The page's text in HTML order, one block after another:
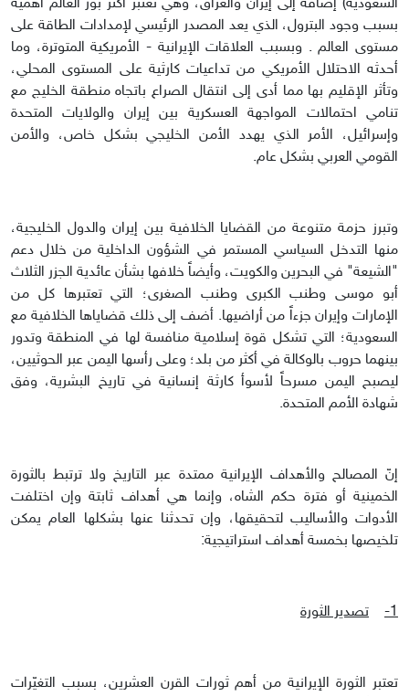
السعودية) إضافة إلى إيران والعراق، وهي تعتبر أكثر بؤر العالم أهمية
بسبب وجود البترول، الذي يعد المصدر الرئيسي لإمدادات الطاقة على
مستوى العالم . وبسبب العلاقات الإيرانية - الأمريكية المتوترة، وما
أحدثه الاحتلال الأمريكي من تداعيات كارثية على المستوى المحلي،
وتأثر الإقليم بها مما أدى إلى انتقال الصراع باتجاه منطقة الخليج مع
تنامي احتمالات المواجهة العسكرية بين إيران والولايات المتحدة
وإسرائيل، الأمر الذي يهدد الأمن الخليجي بشكل خاص، والأمن
القومي العربي بشكل عام.
وتبرز حزمة متنوعة من القضايا الخلافية بين إيران والدول الخليجية،
منها التدخل السياسي المستمر في الشؤون الداخلية من خلال دعم
"الشيعة" في البحرين والكويت، وأيضاً خلافها بشأن عائدية الجزر الثلاث
أبو موسى وطنب الكبرى وطنب الصغرى؛ التي تعتبرها كل من
الإمارات وإيران جزءاً من أراضيها. أضف إلى ذلك قضاياها الخلافية مع
السعودية؛ التي تشكل قوة إسلامية منافسة لها في المنطقة وتدور
بينهما حروب بالوكالة في أكثر من بلد؛ وعلى رأسها اليمن عبر الحوثيين،
ليصبح اليمن مسرحاً لأسوأ كارثة إنسانية في تاريخ البشرية، وفق
شهادة الأمم المتحدة.
إنّ المصالح والأهداف الإيرانية ممتدة عبر التاريخ ولا ترتبط بالثورة
الخمينية أو فترة حكم الشاه، وإنما هي أهداف ثابتة وإن اختلفت
الأدوات والأساليب لتحقيقها، وإن تحدثنا عنها بشكلها العام يمكن
تلخيصها بخمسة أهداف استراتيجية:
1- تصدير الثورة
تعتبر الثورة الإيرانية من أهم ثورات القرن العشرين، بسبب التغيّرات